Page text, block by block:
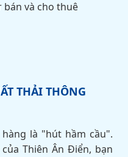
bán và cho thuê
THẢI THÔNG
là "hút hầm cầu".
Thiên Ân Điển, bạn